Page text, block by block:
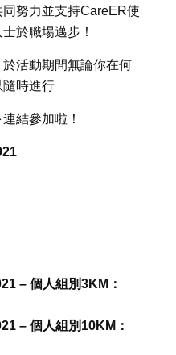
努力並支持CareER使
於職場邁步！
活動期間無論你在何
隨時進行
結參加啦！
– 個人組別3KM：
– 個人組別10KM：